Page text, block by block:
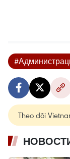
Theo dõi